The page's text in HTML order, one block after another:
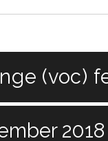
(voc)
2018